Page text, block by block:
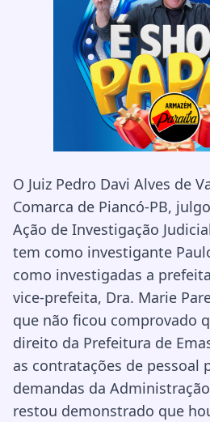
O Juiz Pedro Davi Alves de
Comarca de Piancó-PB,
Ação de Investigação
tem como investigante
como investigadas a
vice-prefeita, Dra. Marie
que não ficou comprovado
direito da Prefeitura de
as contratações de pessoal
demandas da
restou demonstrado que